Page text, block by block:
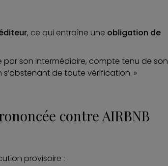
, ce qui entraîne une obligation de
par son intermédiaire, compte tenu de son
de toute vérification. »
contre AIRBNB
provisoire :